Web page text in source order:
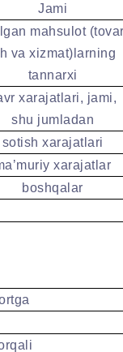
Jami
mahsulot
va xizmat)larning
tannarxi
xarajatlari, jami,
shu jumladan
sotish xarajatlari
xarajatlar
boshqalar